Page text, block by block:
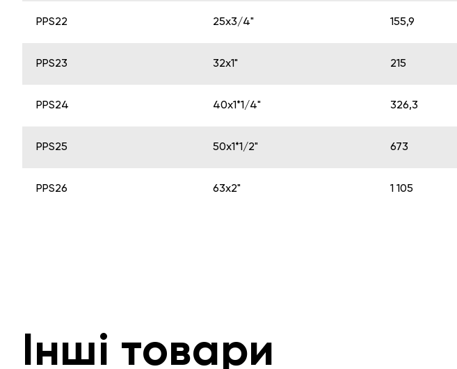
PPS22 25х3/4" 155,9
PPS23 32х1" 215
PPS24 40х1*1/4" 326,3
PPS25 50х1*1/2" 673
PPS26 63х2" 1 105
Інші товари